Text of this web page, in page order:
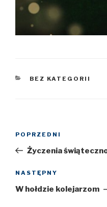
KATEGORIE
BEZ KATEGORII
Nawigacja
wpisu
Poprzedni
wpis
POPRZEDNI
Życzenia
Następny
wpis
NASTĘPNY
W hołdzie kolejarzom